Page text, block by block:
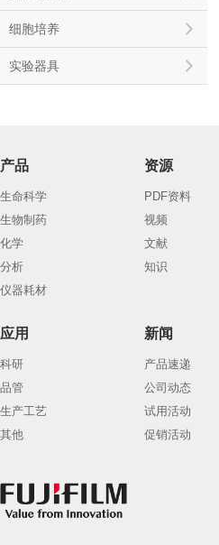
细胞培养
实验器具
产品
生命科学
生物制药
化学
分析
仪器耗材
资源
PDF资料
视频
文献
知识
应用
科研
品管
生产工艺
其他
新闻
产品速递
公司动态
试用活动
促销活动